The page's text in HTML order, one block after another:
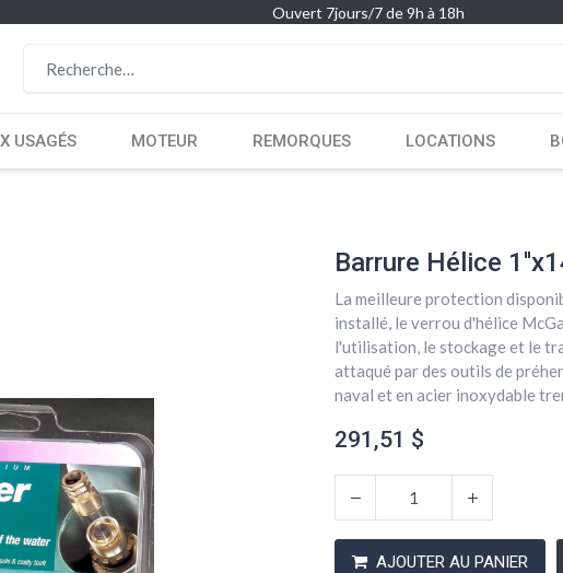
Ouvert 7jours/7 de 9h à 18h
USAGÉS MOTEUR REMORQUES LOCATIONS
Barrure Hélice
La meilleure protection
installé, le verrou d'hélice
l'utilisation, le stockage et le
attaqué par des outils de
naval et en acier inoxydable
291,51 $
AJOUTER AU PANIER